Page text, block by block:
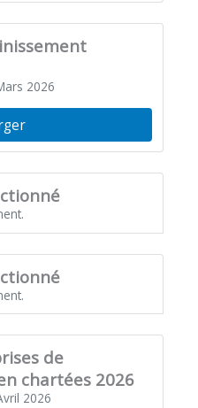
2026
de
chartées 2026
2026